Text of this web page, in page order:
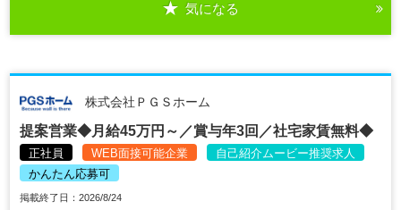
気になる
株式会社ＰＧＳホーム
提案営業◆月給45万円～／賞与年3回／社宅家賃無料◆
正社員 WEB面接可能企業
自己紹介ムービー推奨求人
かんたん応募可
掲載終了日：2026/8/24